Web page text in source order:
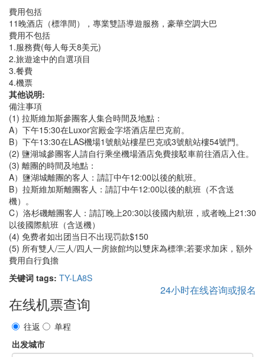
費用包括
11晚酒店（標準間），專業雙語導遊服務，豪華空調大巴
費用不包括
1.服務費(每人每天8美元)
2.旅遊途中的自選項目
3.餐費
4.機票
其他说明:
備注事項
(1) 拉斯維加斯參團客人集合時間及地點：
A）下午15:30在Luxor宮殿金字塔酒店星巴克前。
B）下午13:30在LAS機場1號航站樓星巴克或3號航站樓54號門。
(2) 鹽湖城參團客人請自行乘坐機場酒店免費接駁車前往酒店入住。
(3) 離團的時間及地點：
A）鹽湖城離團的客人：請訂中午12:00以後的航班。
B）拉斯維加斯離團客人：請訂中午12:00以後的航班（不含送
機）。
C）洛杉磯離團客人：請訂晚上20:30以後國內航班，或者晚上21:30
以後國際航班（含送機）
(4) 免费者如出团当日不出现罚款$150
(5) 所有雙人/三人/四人一房旅館均以雙床為標準;若要求加床，額外
費用自行負擔
关键词 tags: TY-LA8S
24小时在线咨询或报名
在线机票查询
往返
单程
出发城市